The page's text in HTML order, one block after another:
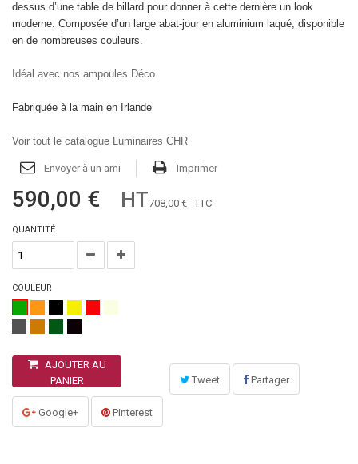
dessus d’une table de billard pour donner à cette dernière un look
moderne. Composée d’un large abat-jour en aluminium laqué, disponible
en de nombreuses couleurs.
Idéal avec nos ampoules Déco
Fabriquée à la main en Irlande
Voir tout le catalogue Luminaires CHR
Envoyer à un ami Imprimer
590,00 € HT708,00 € TTC
QUANTITÉ
COULEUR
AJOUTER AU
PANIER
Tweet Partager
Google+ Pinterest